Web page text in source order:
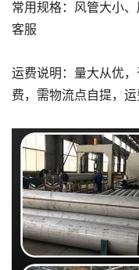
常用规格：风管大小
客服
运费说明：量大从优
费，需物流点自提，运